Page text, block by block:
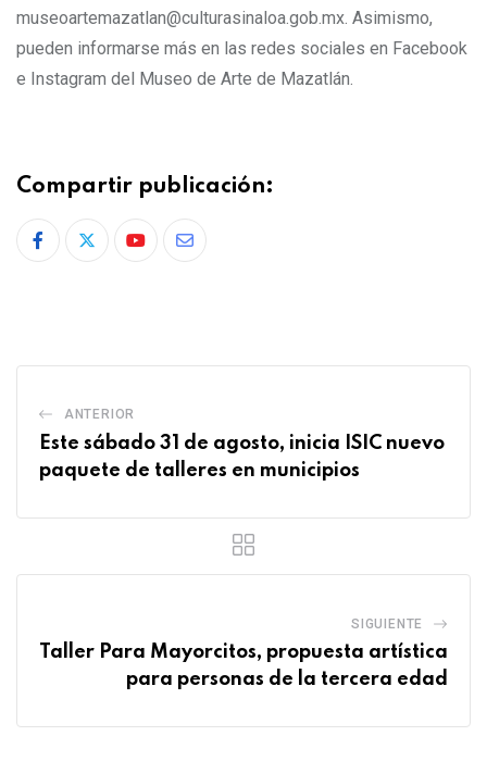
museoartemazatlan@culturasinaloa.gob.mx. Asimismo,
pueden informarse más en las redes sociales en Facebook
e Instagram del Museo de Arte de Mazatlán.
Compartir publicación:
YoutubeShare
ANTERIOR
Este sábado 31 de agosto, inicia ISIC nuevo
paquete de talleres en municipios
SIGUIENTE
Taller Para Mayorcitos, propuesta artística
para personas de la tercera edad